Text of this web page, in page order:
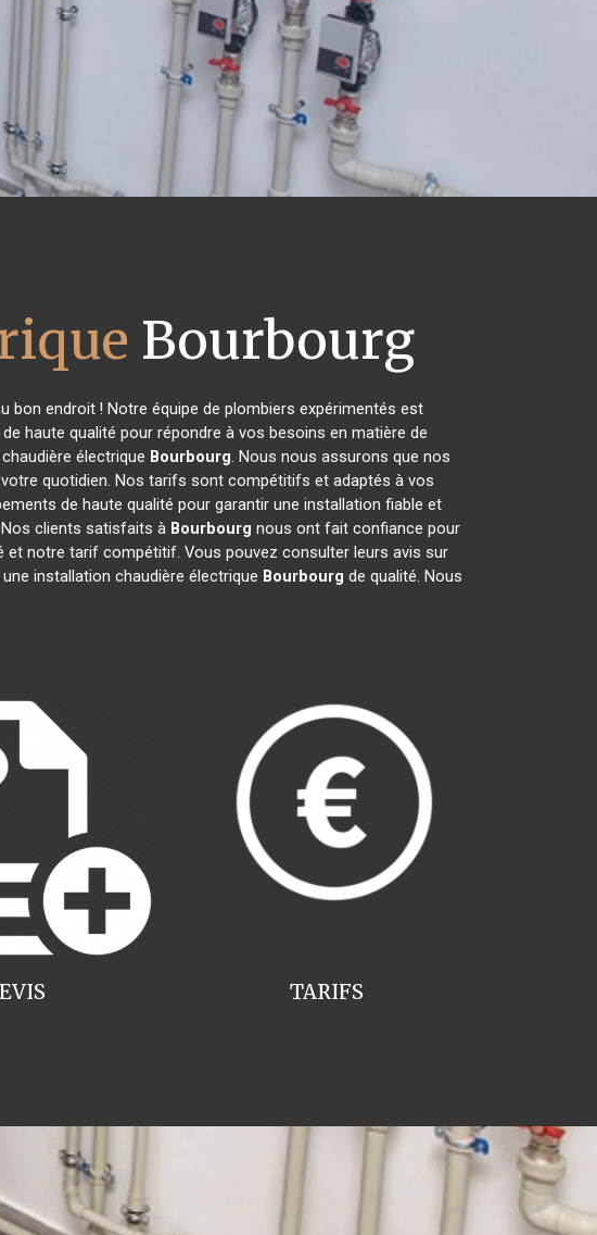
Bourbourg
bon endroit ! Notre équipe de plombiers expérimentés est
haute qualité pour répondre à vos besoins en matière de
électrique Bourbourg. Nous nous assurons que nos
quotidien. Nos tarifs sont compétitifs et adaptés à vos
de haute qualité pour garantir une installation fiable et
clients satisfaits à Bourbourg nous ont fait confiance pour
notre tarif compétitif. Vous pouvez consulter leurs avis sur
installation chaudière électrique Bourbourg de qualité. Nous
TARIFS